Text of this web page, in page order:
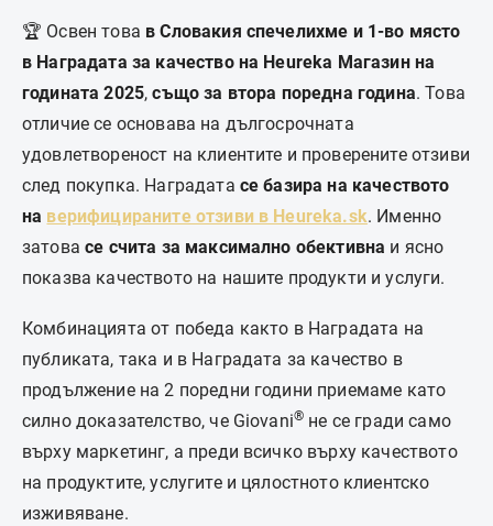
🏆 Освен това в Словакия спечелихме и 1-во място
в Наградата за качество на Heureka Магазин на
годината 2025,също за втора поредна година. Това
отличие се основава на дългосрочната
удовлетвореност на клиентите и проверените отзиви
след покупка. Наградата се базира на качеството
на верифицираните отзиви в Heureka.sk. Именно
затовасе счита за максимално обективна и ясно
показва качеството на нашите продукти и услуги.
Комбинацията от победа както в Наградата на
публиката, така и в Наградата за качество в
продължение на 2 поредни години приемаме като
силно доказателство, че Giovani® не се гради само
върху маркетинг, а преди всичко върху качеството
на продуктите, услугите и цялостното клиентско
изживяване.